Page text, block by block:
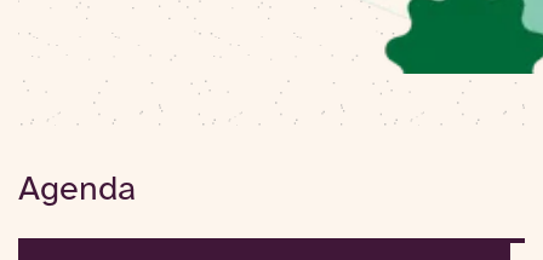
Agenda